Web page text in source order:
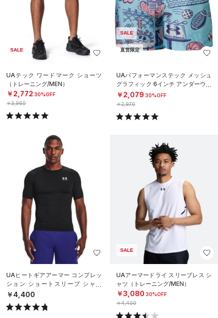
SALE
UAテック ワードマーク ショーツ
（トレーニング/MEN）
￥2,772 30%OFF
￥3,960
SALE
直営限定
UAパフォーマンステック メッシュ
グラフィック 6インチ アンダーウェ
ア（トレーニング/MEN）
￥2,079 30%OFF
￥2,970
UAヒートギアアーマー コンプレッ
ション ショートスリーブ シャツ
（トレーニング/MEN）
￥4,400
SALE
UAアーマードライ スリーブレス シ
ャツ（トレーニング/MEN）
￥3,080 30%OFF
￥4,400